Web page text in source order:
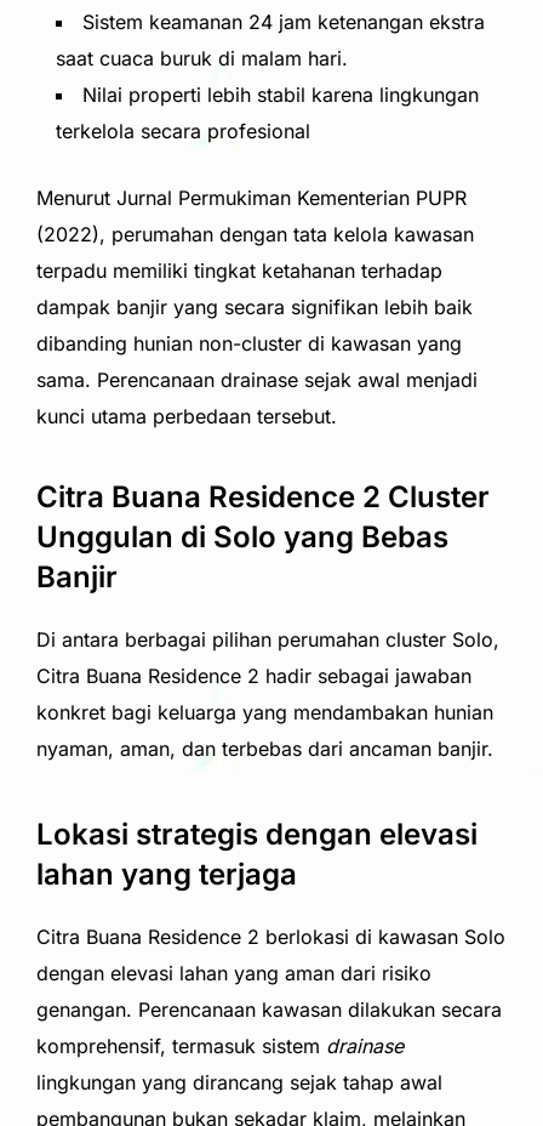
Sistem keamanan 24 jam ketenangan ekstra
saat cuaca buruk di malam hari.
Nilai properti lebih stabil karena lingkungan
terkelola secara profesional
Menurut Jurnal Permukiman Kementerian PUPR
(2022), perumahan dengan tata kelola kawasan
terpadu memiliki tingkat ketahanan terhadap
dampak banjir yang secara signifikan lebih baik
dibanding hunian non-cluster di kawasan yang
sama. Perencanaan drainase sejak awal menjadi
kunci utama perbedaan tersebut.
Citra Buana Residence 2 Cluster
Unggulan di Solo yang Bebas
Banjir
Di antara berbagai pilihan perumahan cluster Solo,
Citra Buana Residence 2 hadir sebagai jawaban
konkret bagi keluarga yang mendambakan hunian
nyaman, aman, dan terbebas dari ancaman banjir.
Lokasi strategis dengan elevasi
lahan yang terjaga
Citra Buana Residence 2 berlokasi di kawasan Solo
dengan elevasi lahan yang aman dari risiko
genangan. Perencanaan kawasan dilakukan secara
komprehensif, termasuk sistem drainase
lingkungan yang dirancang sejak tahap awal
pembangunan bukan sekadar klaim, melainkan